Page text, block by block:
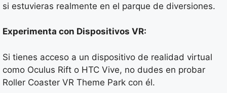
si estuvieras realmente en el parque de diversiones.
Experimenta con Dispositivos VR:
Si tienes acceso a un dispositivo de realidad virtual
como Oculus Rift o HTC Vive, no dudes en probar
Roller Coaster VR Theme Park con él.